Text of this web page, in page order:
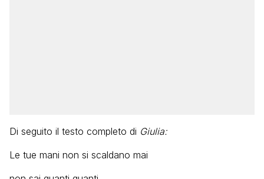
Di seguito il testo completo di Giulia:
Le tue mani non si scaldano mai